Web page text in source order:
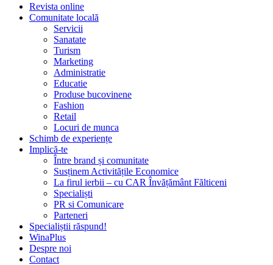
Revista online
Comunitate locală
Servicii
Sanatate
Turism
Marketing
Administratie
Educatie
Produse bucovinene
Fashion
Retail
Locuri de munca
Schimb de experiențe
Implică-te
Între brand și comunitate
Susținem Activitățile Economice
La firul ierbii – cu CAR Învățământ Fălticeni
Specialiști
PR si Comunicare
Parteneri
Specialiștii răspund!
WinaPlus
Despre noi
Contact